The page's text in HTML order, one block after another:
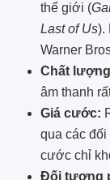
thế giới (
Last of Us).
Warner
Chất
âm thanh
Giá cước:
qua các
cước chỉ
Đối tượng